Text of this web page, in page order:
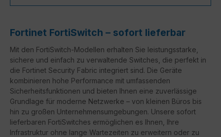
Fortinet FortiSwitch – sofort lieferbar
Mit den FortiSwitch-Modellen erhalten Sie leistungsstarke,
sichere und einfach zu verwaltende Switches, die perfekt in
die Fortinet Security Fabric integriert sind. Die Geräte
kombinieren hohe Performance mit umfassenden
Sicherheitsfunktionen und bieten Ihnen eine zuverlässige
Grundlage für moderne Netzwerke – von kleinen Büros bis
hin zu großen Unternehmensumgebungen. Unsere sofort
lieferbaren FortiSwitches ermöglichen es Ihnen, Ihre
Infrastruktur ohne lange Wartezeiten zu erweitern oder zu